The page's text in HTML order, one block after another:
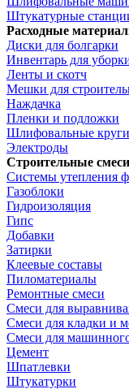
Штукатурные
Расходные
Диски для болгарки
Инвентарь для
Ленты и скотч
Мешки для
Наждачка
Пленки и подложки
Шлифовальные круги
Электроды
Строительные
Системы утепления
Газоблоки
Гидроизоляция
Гипс
Добавки
Затирки
Клеевые составы
Пиломатериалы
Ремонтные смеси
Смеси для
Смеси для кладки и
Смеси для
Цемент
Шпатлевки
Штукатурки